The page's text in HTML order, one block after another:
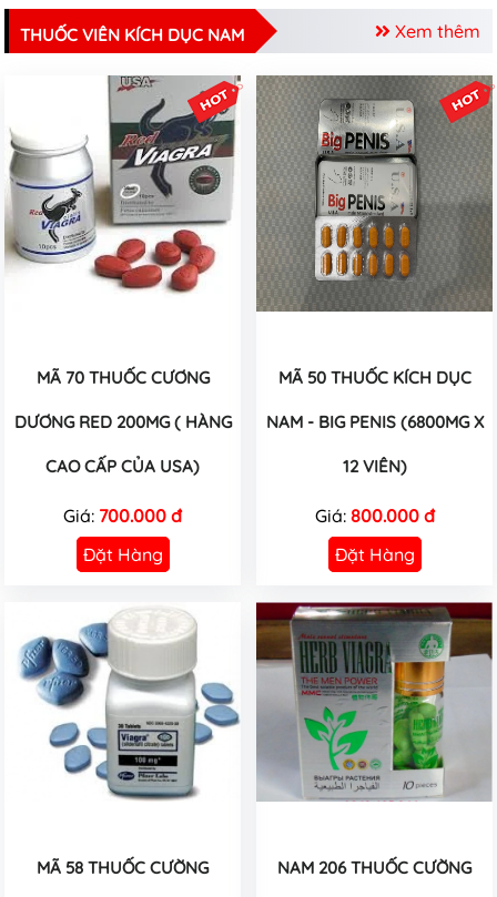
Xem thêm
THUỐC VIÊN KÍCH DỤC NAM
MÃ 70 THUỐC CƯƠNG
DƯƠNG RED 200MG ( HÀNG
CAO CẤP CỦA USA)
Giá: 700.000 đ
Đặt Hàng
MÃ 50 THUỐC KÍCH DỤC
NAM - BIG PENIS (6800MG X
12 VIÊN)
Giá: 800.000 đ
Đặt Hàng
MÃ 58 THUỐC CƯỜNG NAM 206 THUỐC CƯỜNG